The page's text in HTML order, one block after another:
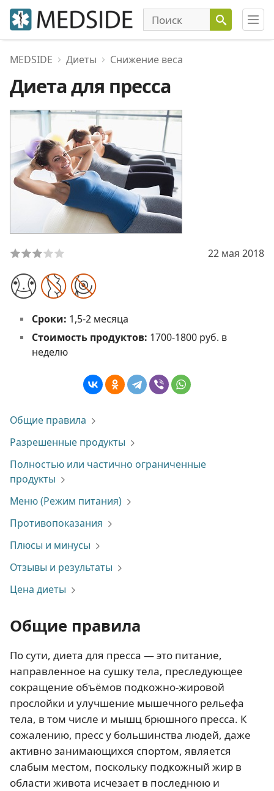
MEDSIDE Диеты Снижение веса
Диета для пресса
22 мая 2018
Сроки: 1,5-2 месяца
Стоимость продуктов: 1700-1800 руб. в
неделю
Общие правила
Разрешенные продукты
Полностью или частично ограниченные
продукты
Меню (Режим питания)
Противопоказания
Плюсы и минусы
Отзывы и результаты
Цена диеты
Общие правила
По сути, диета для пресса — это питание,
направленное на сушку тела, преследующее
сокращение объёмов подкожно-жировой
прослойки и улучшение мышечного рельефа
тела, в том числе и мышц брюшного пресса. К
сожалению, пресс у большинства людей, даже
активно занимающихся спортом, является
слабым местом, поскольку подкожный жир в
области живота исчезает в последнюю и